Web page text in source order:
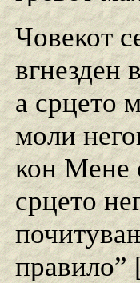
Човекот
вгнезден
а срцето
моли
кон Мене
срцето